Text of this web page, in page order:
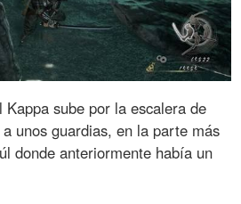
sube por la escalera de
unos guardias, en la parte más
donde anteriormente había un